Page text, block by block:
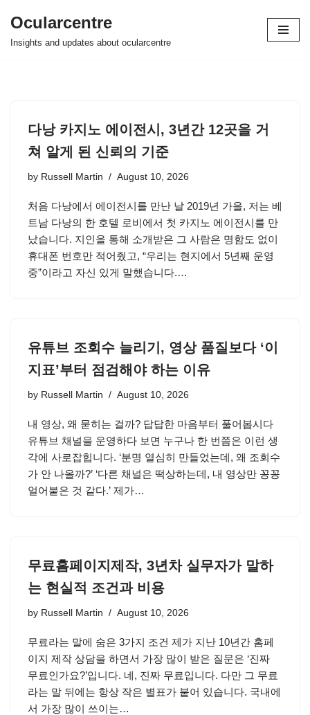
Skip
Ocularcentre
Insights and updates about ocularcentre
다낭 카지노 에이전시, 3년간 12곳을 거
쳐 알게 된 신뢰의 기준
by Russell Martin August 10, 2026
처음 다낭에서 에이전시를 만난 날 2019년 가을, 저는 베
트남 다낭의 한 호텔 로비에서 첫 카지노 에이전시를 만
났습니다. 지인을 통해 소개받은 그 사람은 명함도 없이
휴대폰 번호만 적어줬고, “우리는 현지에서 5년째 운영
중”이라고 자신 있게 말했습니다.…
유튜브 조회수 늘리기, 영상 품질보다 ‘이
지표’부터 점검해야 하는 이유
by Russell Martin August 10, 2026
내 영상, 왜 묻히는 걸까? 답답한 마음부터 풀어봅시다
유튜브 채널을 운영하다 보면 누구나 한 번쯤은 이런 생
각에 사로잡힙니다. ‘분명 열심히 만들었는데, 왜 조회수
가 안 나올까?’ ‘다른 채널은 떡상하는데, 내 영상만 꽁꽁
얼어붙은 것 같다.’ 제가…
무료홈페이지제작, 3년차 실무자가 말하
는 현실적 조건과 비용
by Russell Martin August 10, 2026
무료라는 말에 숨은 3가지 조건 제가 지난 10년간 홈페
이지 제작 상담을 하면서 가장 많이 받은 질문은 ‘진짜
무료인가요?’입니다. 네, 진짜 무료입니다. 다만 그 무료
라는 말 뒤에는 항상 작은 별표가 붙어 있습니다. 국내에
서 가장 많이 쓰이는…